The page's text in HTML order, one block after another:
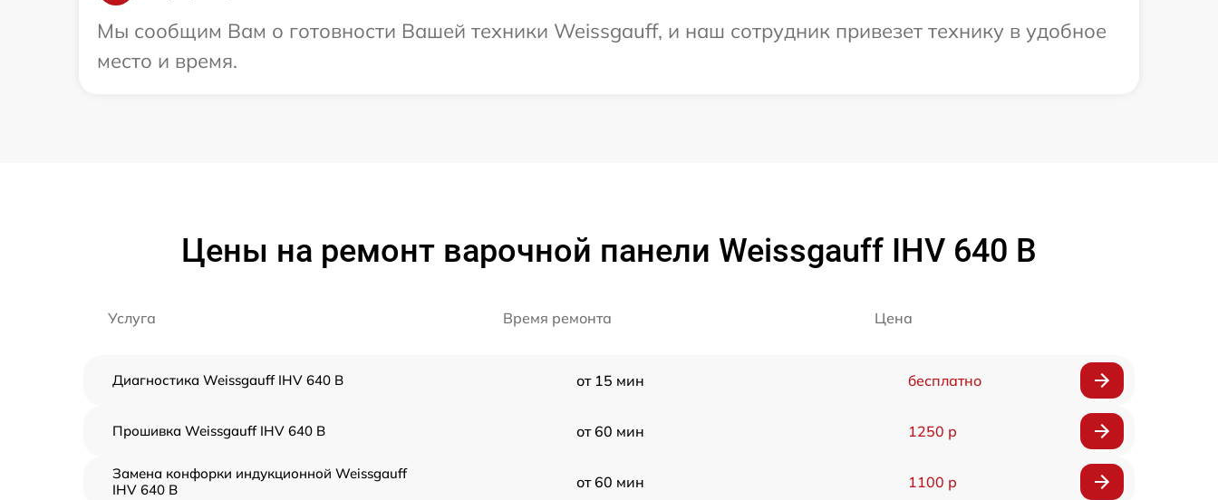
Мы сообщим Вам о готовности Вашей техники Weissgauff, и наш сотрудник привезет технику в удобное
место и время.
Цены на ремонт варочной панели Weissgauff IHV 640 B
Услуга Время ремонта Цена
Диагностика Weissgauff IHV 640 B от 15 мин бесплатно
Прошивка Weissgauff IHV 640 B от 60 мин 1250 р
Замена конфорки индукционной Weissgauff
IHV 640 B
от 60 мин 1100 р